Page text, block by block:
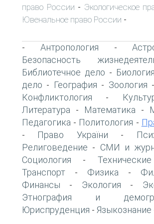
право России - Экологическое
Ювенальное право России -
- Антропология -
Безопасность
Библиотечное дело - Биология
дело - География - Зоология -
Конфликтология -
Литература - Математика -
Педагогика - Политология -
- Право України -
Религоведение - СМИ и
Социология -
Транспорт - Физика -
Финансы - Экология -
Этнография и
Юриспруденция - Языкознание